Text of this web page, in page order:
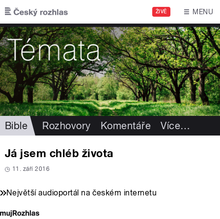
Přejít k hlavnímu obsahu
ŽIVĚ MENU
Bible Rozhovory Komentáře Více…
Já jsem chléb života
11. září 2016
Největší audioportál na českém internetu